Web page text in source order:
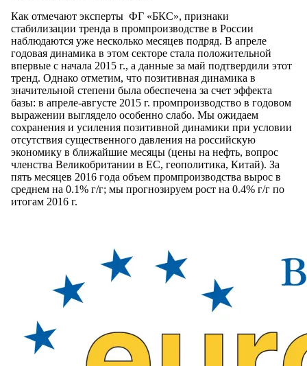
Как отмечают эксперты ФГ «БКС», признаки
стабилизации тренда в промпроизводстве в России
наблюдаются уже несколько месяцев подряд. В апреле
годовая динамика в этом секторе стала положительной
впервые с начала 2015 г., а данные за май подтвердили этот
тренд. Однако отметим, что позитивная динамика в
значительной степени была обеспечена за счет эффекта
базы: в апреле-августе 2015 г. промпроизводство в годовом
выражении выглядело особенно слабо. Мы ожидаем
сохранения и усиления позитивной динамики при условии
отсутствия существенного давления на российскую
экономику в ближайшие месяцы (цены на нефть, вопрос
членства Великобритании в ЕС, геополитика, Китай). За
пять месяцев 2016 года объем промпроизводства вырос в
среднем на 0.1% г/г; мы прогнозируем рост на 0.4% г/г по
итогам 2016 г.